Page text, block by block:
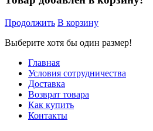
Продолжить В корзину
Выберите хотя бы один размер!
Главная
Условия сотрудничества
Доставка
Возврат товара
Как купить
Контакты